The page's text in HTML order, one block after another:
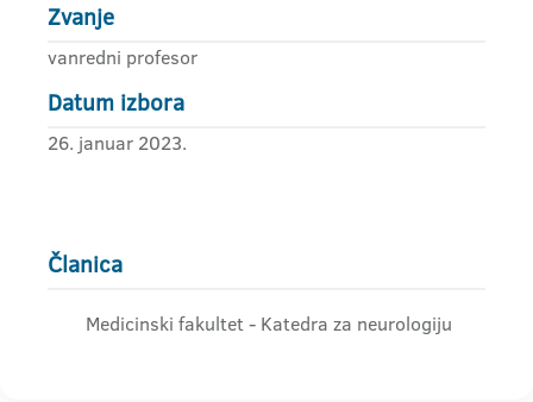
Zvanje
vanredni profesor
Datum izbora
26. januar 2023.
Članica
Medicinski fakultet - Katedra za neurologiju